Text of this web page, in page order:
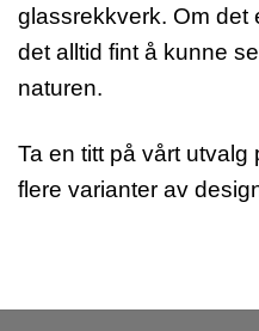
glassrekkverk. Om det
det alltid fint å kunne
naturen.
Ta en titt på vårt utvalg
flere varianter av